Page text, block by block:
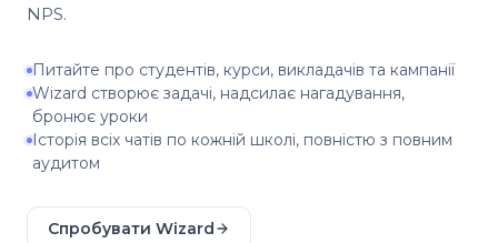
NPS.
Питайте про студентів, курси, викладачів та кампанії
Wizard створює задачі, надсилає нагадування,
бронює уроки
Історія всіх чатів по кожній школі, повністю з повним
аудитом
Спробувати Wizard